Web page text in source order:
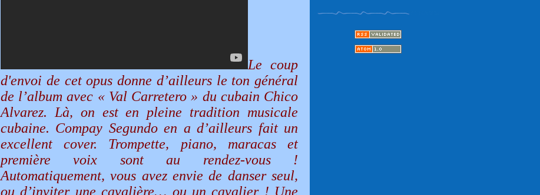
Le coup
d'envoi de cet opus donne d’ailleurs le ton général
de l’album avec « Val Carretero » du cubain Chico
Alvarez. Là, on est en pleine tradition musicale
cubaine. Compay Segundo en a d’ailleurs fait un
excellent cover. Trompette, piano, maracas et
première voix sont au rendez-vous !
Automatiquement, vous avez envie de danser seul,
ou d’inviter une cavalière… ou un cavalier ! Une